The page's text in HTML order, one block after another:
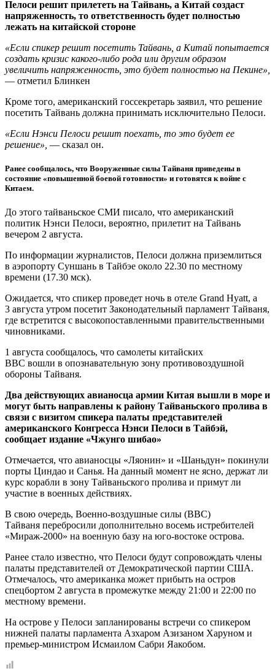
Пелоси решит прилететь на Тайвань, а Китай создаст
напряженность, то ответственность будет полностью
лежать на китайской стороне
«Если спикер решит посетить Тайвань, а Китай попытается
создать кризис какого-либо рода или другим образом
увеличить напряженность, это будет полностью на Пекине»,
— отметил Блинкен
Кроме того, американский госсекретарь заявил, что решение
посетить Тайвань должна принимать исключительно Пелоси.
«Если Нэнси Пелоси решит поехать, то это будет ее
решение», — сказал он.
Ранее сообщалось, что Вооруженные силы Тайваня приведены в
состояние «повышенной боевой готовности» и готовятся к войне с
Китаем.
До этого тайваньское СМИ писало, что американский
политик Нэнси Пелоси, вероятно, прилетит на Тайвань
вечером 2 августа.
По информации журналистов, Пелоси должна приземлиться
в аэропорту Суншань в Тайбэе около 22.30 по местному
времени (17.30 мск).
Ожидается, что спикер проведет ночь в отеле Grand Hyatt, а
3 августа утром посетит Законодательный парламент Тайваня,
где встретится с высокопоставленными правительственными
чиновниками.
1 августа сообщалось, что самолеты китайских
ВВС вошли в опознавательную зону противовоздушной
обороны Тайваня.
Два действующих авианосца армии Китая вышли в море и
могут быть направлены к району Тайваньского пролива в
связи с визитом спикера палаты представителей
американского Конгресса Нэнси Пелоси в Тайбэй,
сообщает издание «Чжунго шибао»
Отмечается, что авианосцы «Ляонин» и «Шаньдун» покинули
порты Циндао и Санья. На данный момент не ясно, держат ли
курс корабли в зону Тайваньского пролива и примут ли
участие в военных действиях.
В свою очередь, Военно-воздушные силы (ВВС)
Тайваня перебросили дополнительно восемь истребителей
«Мираж-2000» на военную базу на юго-востоке острова.
Ранее стало известно, что Пелоси будут сопровождать члены
палаты представителей от Демократической партии США.
Отмечалось, что американка может прибыть на остров
спецбортом 2 августа в промежутке между 21:00 и 22:00 по
местному времени.
На острове у Пелоси запланированы встречи со спикером
нижней палаты парламента Азхаром Азизаном Харуном и
премьер-министром Исмаилом Сабри Яакобом.